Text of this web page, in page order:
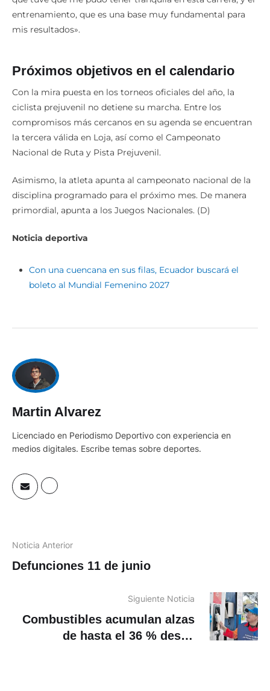
entrenamiento, que es una base muy fundamental para
mis resultados».
Próximos objetivos en el calendario
Con la mira puesta en los torneos oficiales del año, la
ciclista prejuvenil no detiene su marcha. Entre los
compromisos más cercanos en su agenda se encuentran
la tercera válida en Loja, así como el Campeonato
Nacional de Ruta y Pista Prejuvenil.
Asimismo, la atleta apunta al campeonato nacional de la
disciplina programado para el próximo mes. De manera
primordial, apunta a los Juegos Nacionales. (D)
Noticia deportiva
Con una cuencana en sus filas, Ecuador buscará el
boleto al Mundial Femenino 2027
Martin Alvarez
Licenciado en Periodismo Deportivo con experiencia en
medios digitales. Escribe temas sobre deportes.
Noticia Anterior
Defunciones 11 de junio
Siguiente Noticia
Combustibles acumulan alzas
de hasta el 36 % desde